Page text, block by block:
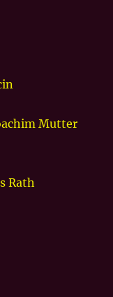
Mutter
Rath